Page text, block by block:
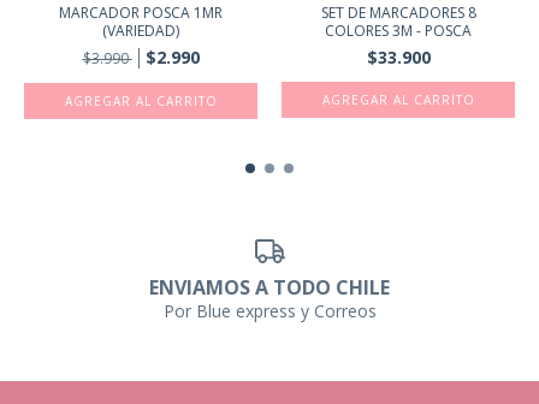
MARCADOR POSCA 1MR
(VARIEDAD)
$3.990
$2.990
AGREGAR AL CARRITO
SET DE MARCADORES 8
COLORES 3M - POSCA
$33.900
ENVIAMOS A TODO CHILE
Por Blue express y Correos